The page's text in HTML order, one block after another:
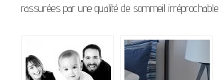
rassurées par une qualité de sommeil irréprochable.